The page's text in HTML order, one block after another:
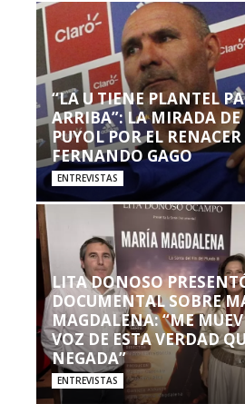
“LA U TIENE PLANTEL
ARRIBA”: LA MIRADA
PUYOL POR EL
FERNANDO GAGO
ENTREVISTAS
LITA DONOSO
DOCUMENTAL SOBRE
MAGDALENA: “ME
VOZ DE ESTA VERDAD
NEGADA”
ENTREVISTAS